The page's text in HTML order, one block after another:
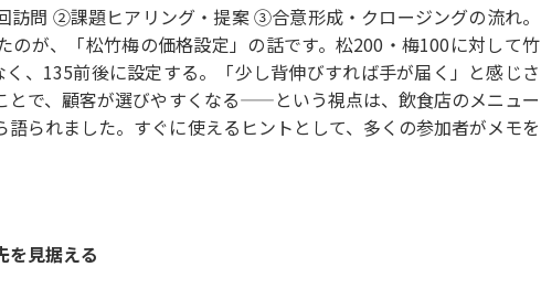
訪問 ②課題ヒアリング・提案 ③合意形成・クロージングの流れ。
のが、「松竹梅の価格設定」の話です。松200・梅100に対して竹
、135前後に設定する。「少し背伸びすれば手が届く」と感じさ
とで、顧客が選びやすくなる——という視点は、飲食店のメニュー
語られました。すぐに使えるヒントとして、多くの参加者がメモを
を見据える